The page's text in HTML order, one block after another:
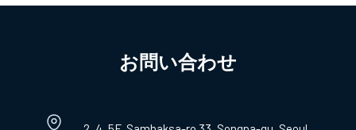
お問い合わせ​